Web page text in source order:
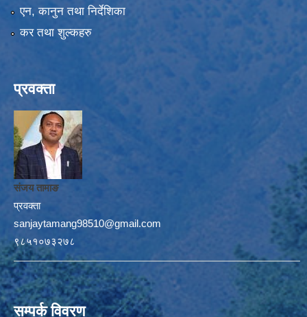
एन, कानुन तथा निर्देशिका
कर तथा शुल्कहरु
प्रवक्ता
संजय तामाङ
प्रवक्ता
sanjaytamang98510@gmail.com
९८५१०७३२७८
सम्पर्क विवरण